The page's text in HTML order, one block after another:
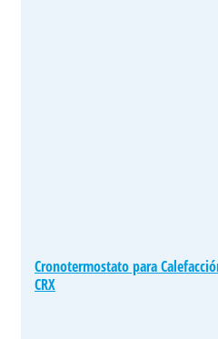
Cronotermostato para
CRX